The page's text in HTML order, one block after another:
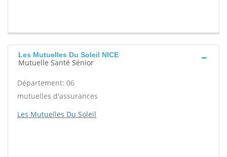
Les Mutuelles Du Soleil NICE
Mutuelle Santé Sénior
Département: 06
mutuelles d'assurances
Les Mutuelles Du Soleil